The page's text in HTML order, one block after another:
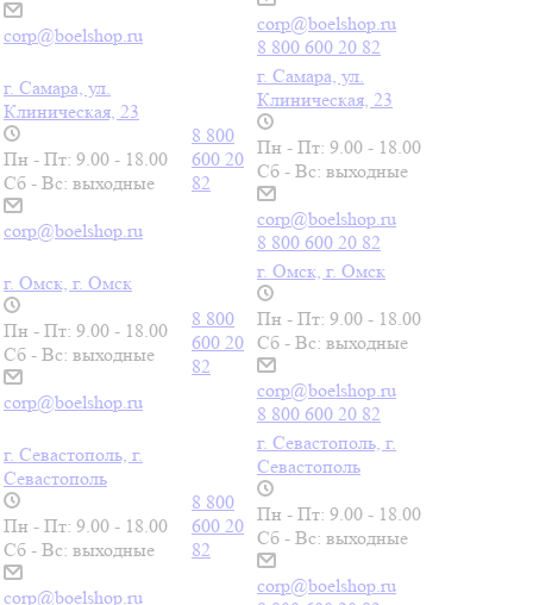
corp@boelshop.ru
corp@boelshop.ru
8 800 600 20 82
г. Самара, ул.
Клиническая, 23
Пн - Пт: 9.00 - 18.00
Сб - Вс: выходные
corp@boelshop.ru
8 800
600 20
82
г. Самара, ул.
Клиническая, 23
Пн - Пт: 9.00 - 18.00
Сб - Вс: выходные
corp@boelshop.ru
8 800 600 20 82
г. Омск, г. Омск
Пн - Пт: 9.00 - 18.00
Сб - Вс: выходные
corp@boelshop.ru
8 800
600 20
82
г. Омск, г. Омск
Пн - Пт: 9.00 - 18.00
Сб - Вс: выходные
corp@boelshop.ru
8 800 600 20 82
г. Севастополь, г.
Севастополь
Пн - Пт: 9.00 - 18.00
Сб - Вс: выходные
corp@boelshop.ru
8 800
600 20
82
г. Севастополь, г.
Севастополь
Пн - Пт: 9.00 - 18.00
Сб - Вс: выходные
corp@boelshop.ru